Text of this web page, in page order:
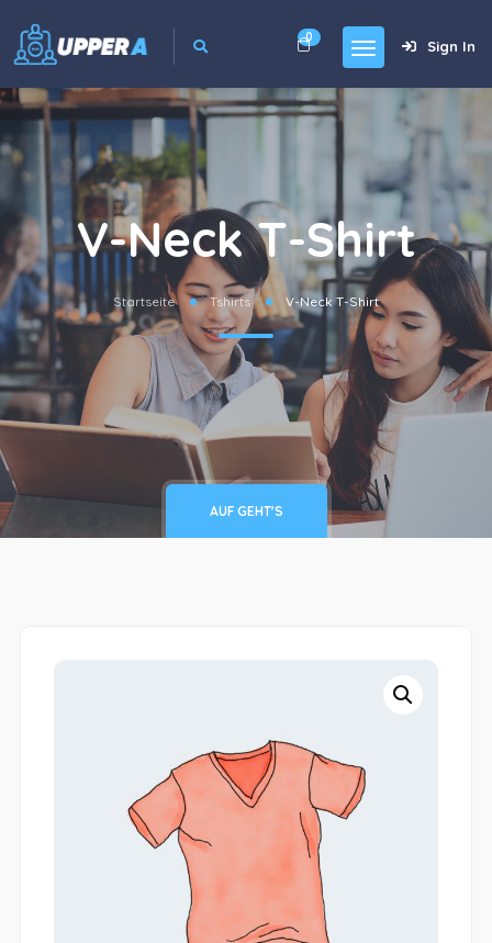
Sign In
0
V-Neck T-Shirt
Startseite Tshirts V-Neck T-Shirt
AUF GEHT'S